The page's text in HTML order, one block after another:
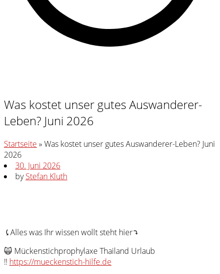
Was kostet unser gutes Auswanderer-
Leben? Juni 2026
Startseite » Was kostet unser gutes Auswanderer-Leben? Juni
2026
30. Juni 2026
byStefan Kluth
⤹Alles was Ihr wissen wollt steht hier⤵︎
🙀 Mückenstichprophylaxe Thailand Urlaub
‼️ https://mueckenstich-hilfe.de